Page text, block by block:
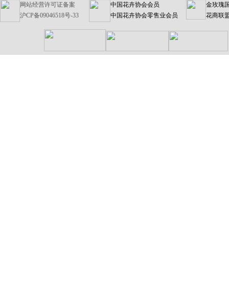
网站经营许可证备案
沪CP备09046518号-33
中国花卉协会会员
中国花卉协会零售业会员
金玫瑰
花商联